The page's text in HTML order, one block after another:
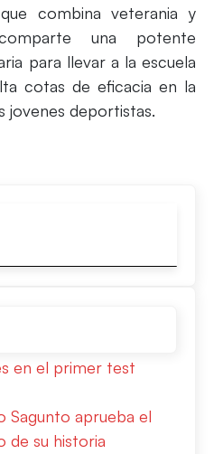
combina veterania y
una potente
para llevar a la escuela
cotas de eficacia en la
jovenes deportistas.
en el primer test
Sagunto aprueba el
de su historia